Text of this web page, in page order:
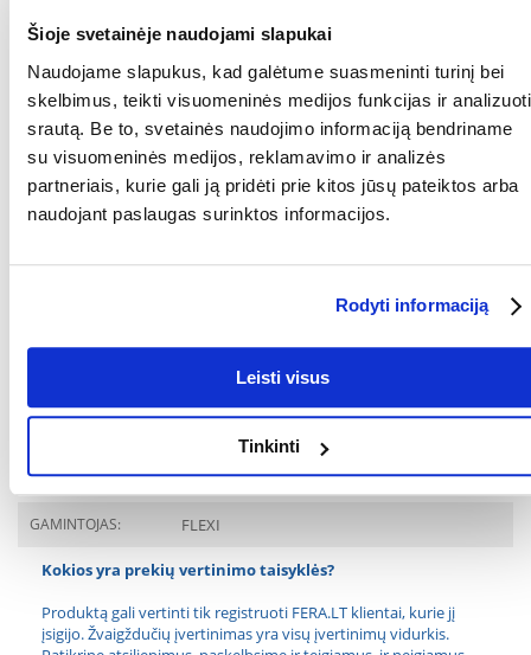
Šioje svetainėje naudojami slapukai
Naudojame slapukus, kad galėtume suasmeninti turinį bei
skelbimus, teikti visuomeninės medijos funkcijas ir analizuoti
srautą. Be to, svetainės naudojimo informaciją bendriname
su visuomeninės medijos, reklamavimo ir analizės
partneriais, kurie gali ją pridėti prie kitos jūsų pateiktos arba
naudojant paslaugas surinktos informacijos.
Rodyti informaciją
Leisti visus
Tinkinti
spalvos, sukurta specialiai mažoms šunims, sveriančioms iki 12 kg. Dėl
ergonomiškos rankenos pavadėlė puikiai tinka rankai, užtikrina
komfortą ir patikimą kontrolę kiekvieno pasivaikščiojimo metu.
3 metrų juosta suteikia šuniui judėjimo laisvę, o jums leidžia lengvai
sustabdyti ar pašaukti savo augintinį. Atspindintys elementai ant
juostos padidina matomumą ir saugumą vaikštant tamsoje.
Pagrindinės savybės:
Automatinė pavadėlė su ergonomiška, tvirta rankena.
Užtikrina komfortą ir saugumą pasivaikščiojimų metu.
Mažos veislės
SPALVA: Juoda
GAMINTOJAS: FLEXI
Kokios yra prekių vertinimo taisyklės?
Produktą gali vertinti tik registruoti FERA.LT klientai, kurie jį
įsigijo. Žvaigždučių įvertinimas yra visų įvertinimų vidurkis.